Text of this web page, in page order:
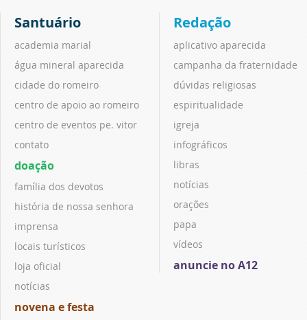
Santuário
academia marial
água mineral aparecida
cidade do romeiro
centro de apoio ao romeiro
centro de eventos pe. vitor
contato
doação
família dos devotos
história de nossa senhora
imprensa
locais turísticos
loja oficial
notícias
novena e festa
Redação
aplicativo aparecida
campanha da fraternidade
dúvidas religiosas
espiritualidade
igreja
infográficos
libras
notícias
orações
papa
vídeos
anuncie no A12